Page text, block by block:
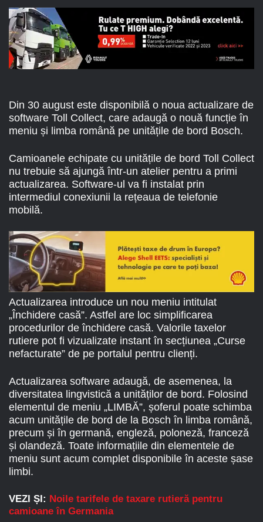
Din 30 august este disponibilă o noua actualizare de
software Toll Collect, care adaugă o nouă funcție în
meniu și limba română pe unitățile de bord Bosch.
Camioanele echipate cu unitățile de bord Toll Collect
nu trebuie să ajungă într-un atelier pentru a primi
actualizarea. Software-ul va fi instalat prin
intermediul conexiunii la rețeaua de telefonie
mobilă.
Actualizarea introduce un nou meniu intitulat
„Închidere casă”. Astfel are loc simplificarea
procedurilor de închidere casă. Valorile taxelor
rutiere pot fi vizualizate instant în secțiunea „Curse
nefacturate” de pe portalul pentru clienți.
Actualizarea software adaugă, de asemenea, la
diversitatea lingvistică a unităților de bord. Folosind
elementul de meniu „LIMBĂ”, șoferul poate schimba
acum unitățile de bord de la Bosch în limba română,
precum și în germană, engleză, poloneză, franceză
și olandeză. Toate informațiile din elementele de
meniu sunt acum complet disponibile în aceste șase
limbi.
VEZI ȘI: Noile tarifele de taxare rutieră pentru
camioane în Germania